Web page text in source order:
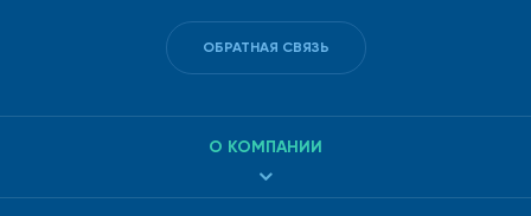
О КОМПАНИИ
ОБРАТНАЯ СВЯЗЬ